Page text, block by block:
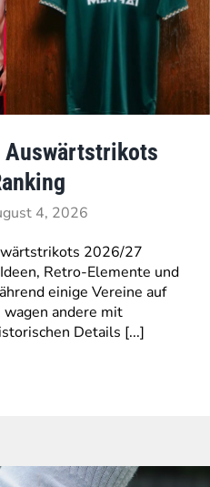
Auswärtstrikots
4, 2026
2026/27
Retro-Elemente und
einige Vereine auf
wagen andere mit
Details [...]